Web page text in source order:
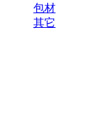
包材
其它